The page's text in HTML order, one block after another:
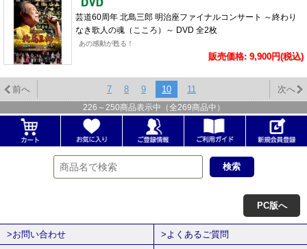
芸道60周年 北島三郎 明治座ファイナルコンサート ～終わり
なき歌人の魂（こころ）～ DVD 全2枚
あの感動が甦る！
販売価格: 9,900円(税込)
前へ 7 8 9 10 11 次へ
226 ～ 250商品表示中（全269商品中）
PC版へ
>お問い合わせ >よくあるご質問